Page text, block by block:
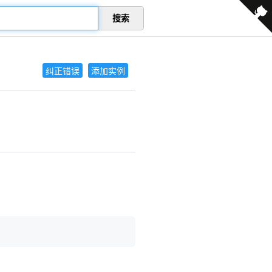
搜索
纠正错误 添加实例